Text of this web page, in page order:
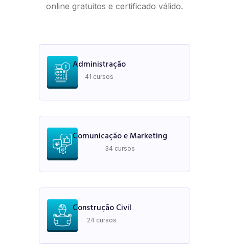
online gratuitos e certificado válido.
Administração
41 cursos
Comunicação e Marketing
34 cursos
Construção Civil
24 cursos